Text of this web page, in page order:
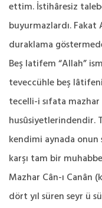
ettim. İstihâresiz
buyurmazlardı. Fakat
duraklama
Beş latifem “Allah”
teveccühle beş
tecelli-i sıfata
husûsiyetlerindendir.
kendimi aynada
karşı tam bir
Mazhar Cân-ı Canân
dört yıl süren seyr ü